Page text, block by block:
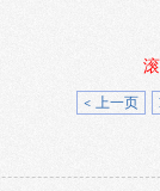
< 上一页